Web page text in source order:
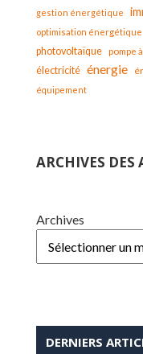
gestion énergétique
optimisation énergétique
photovoltaïque pompe
électricité énergie
équipement
ARCHIVES DES
Archives
DERNIERS